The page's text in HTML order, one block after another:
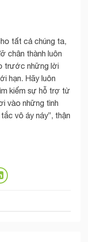
tất cả chúng ta,
chân thành luôn
trước những lời
hạn. Hãy luôn
kiếm sự hỗ trợ từ
vào những tình
vô áy náy”, thận